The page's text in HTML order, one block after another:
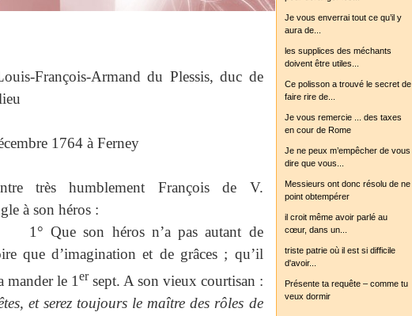
Je vous enverrai tout ce qu’il y
aura de...
les supplices des méchants
doivent être utiles...
Ce polisson a trouvé le secret de
faire rire de...
Je vous remercie ... des taxes
en cour de Rome
Je ne peux m’empêcher de vous
dire que vous...
Messieurs ont donc résolu de ne
point obtempérer
il croit même avoir parlé au
cœur, dans un...
triste patrie où il est si difficile
d'avoir...
Présente ta requête – comme tu
veux dormir
François-Armand du Plessis, duc de
1764 à Ferney
très humblement François de V.
à son héros :
1° Que son héros n’a pas autant de
que d’imagination et de grâces ; qu’il
mander le 1ersept. A son vieux courtisan :
et serez toujours le maître des rôles de